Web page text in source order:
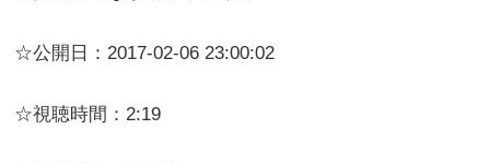
☆公開日：2017-02-06 23:00:02
☆視聴時間：2:19